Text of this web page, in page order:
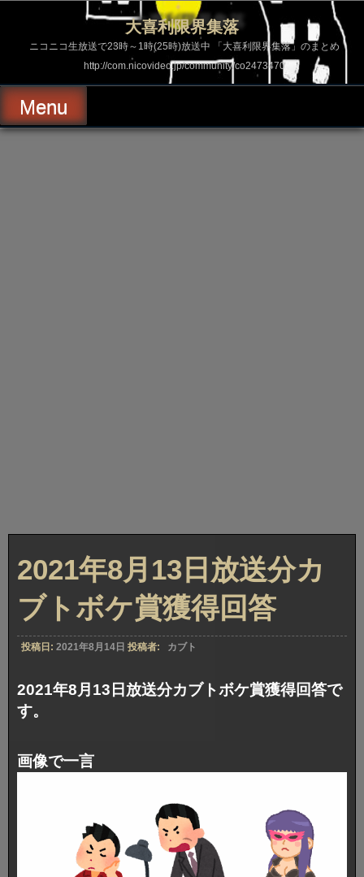
ス
ッ
プ
大喜利限界集落
ニコニコ生放送で23時～1時(25時)放送中 「大喜利限界集落」のまとめ
http://com.nicovideo.jp/community/co2473470
Menu
2021年8月13日放送分カ
ブトボケ賞獲得回答
投稿日: 2021年8月14日 投稿者: カブト
2021年8月13日放送分カブトボケ賞獲得回答で
す。
画像で一言